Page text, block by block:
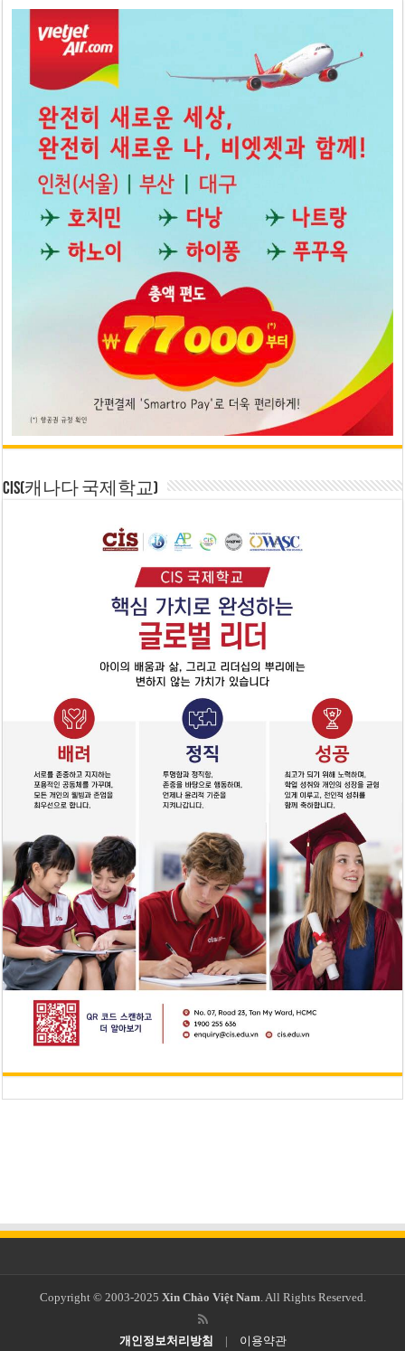
CIS(캐나다 국제학교)
Copyright © 2003-2025 Xin Chào Việt Nam. All Rights Reserved.
개인정보처리방침 | 이용약관